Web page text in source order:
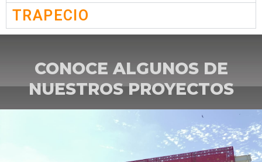
TRAPECIO
CONOCE ALGUNOS DE
NUESTROS PROYECTOS